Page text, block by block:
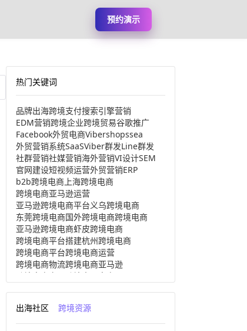
预约演示
热门关键词
品牌出海跨境支付搜索引擎营销
EDM营销跨境企业跨境贸易谷歌推广
Facebook外贸电商Vibershopssea
外贸营销系统SaaSViber群发Line群发
社群营销社媒营销海外营销VI设计SEM
官网建设短视频运营外贸营销ERP
b2b跨境电商 上海跨境电商
跨境电商亚马逊运营
亚马逊跨境电商平台义乌跨境电商
东莞跨境电商国外跨境电商跨境电商
亚马逊跨境电商虾皮跨境电商
跨境电商平台搭建杭州跨境电商
跨境电商平台跨境电商运营
跨境电商物流跨境电商亚马逊
跨境电商产品
跨境出口电商
跨境电商分析进口跨境电商
跨境电商服务广州跨境电商
出海社区 跨境资源